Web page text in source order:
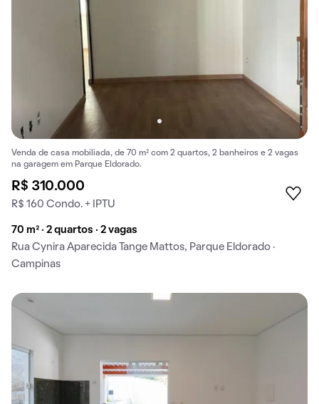
Venda de casa mobiliada, de 70 m² com 2 quartos, 2 banheiros e 2 vagas
na garagem em Parque Eldorado.
R$ 310.000
R$ 160 Condo. + IPTU
70 m² · 2 quartos · 2 vagas
Rua Cynira Aparecida Tange Mattos, Parque Eldorado ·
Campinas